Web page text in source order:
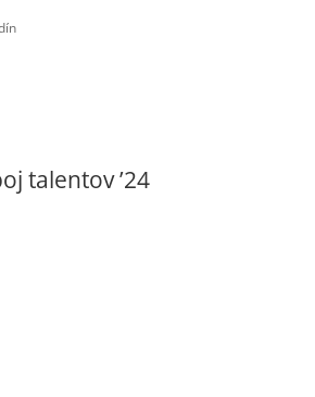
talentov ’24